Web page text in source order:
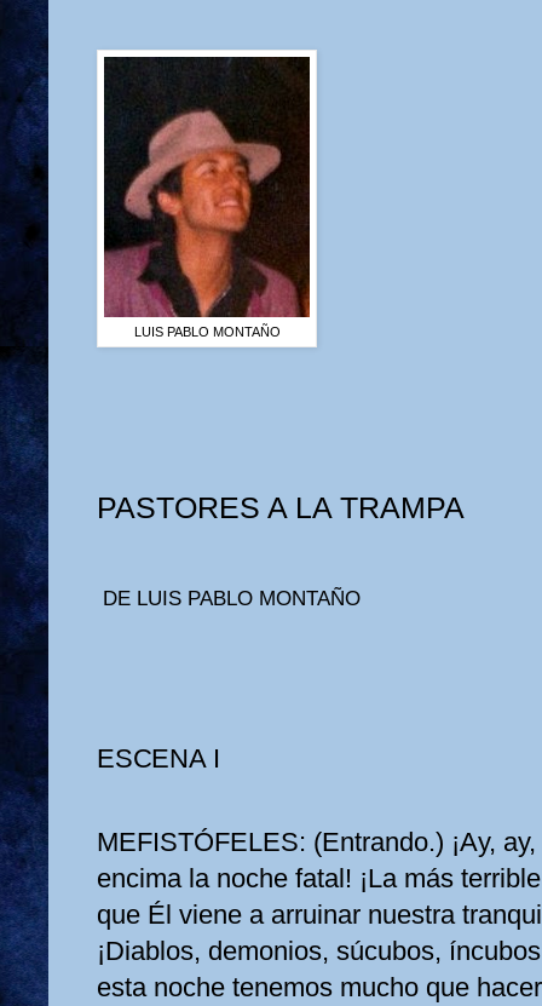
LUIS PABLO MONTAÑO
PASTORES A LA TRAMPA
DE LUIS PABLO MONTAÑO
ESCENA I
MEFISTÓFELES: (Entrando.) ¡Ay,
encima la noche fatal! ¡La más
que Él viene a arruinar nuestra
¡Diablos, demonios, súcubos,
esta noche tenemos mucho que